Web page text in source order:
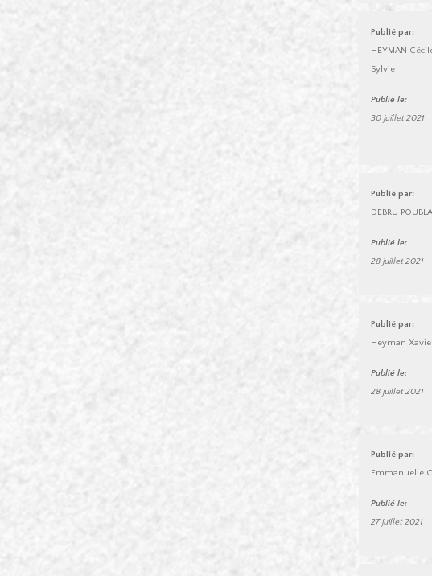
Publié par:
HEYMAN
Sylvie
Publié le:
30 juillet 2021
Publié par:
DEBRU
Publié le:
28 juillet 2021
Publié par:
Heyman
Publié le:
28 juillet 2021
Publié par:
Emmanuelle
Publié le:
27 juillet 2021